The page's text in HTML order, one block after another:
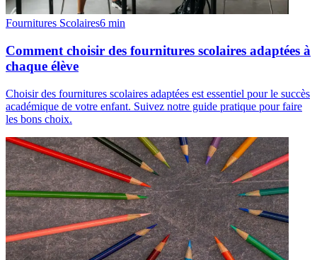
Fournitures Scolaires6 min
Comment choisir des fournitures scolaires adaptées à
chaque élève
Choisir des fournitures scolaires adaptées est essentiel pour le succès
académique de votre enfant. Suivez notre guide pratique pour faire
les bons choix.